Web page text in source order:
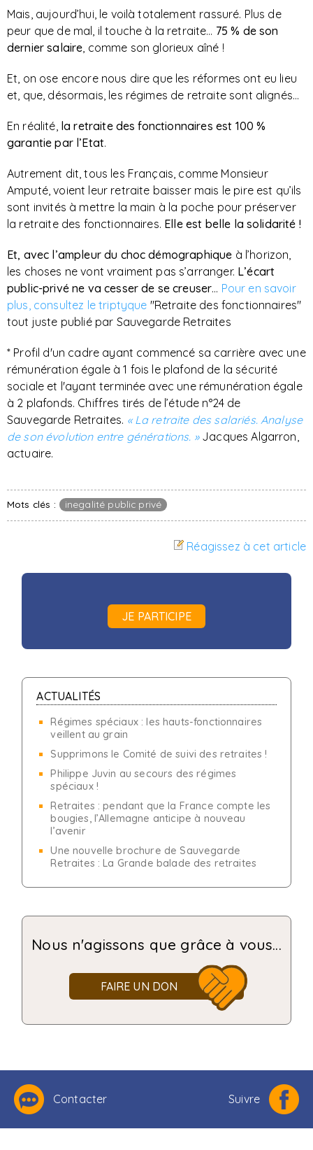
Mais, aujourd’hui, le voilà totalement rassuré. Plus de
peur que de mal, il touche à la retraite… 75 % de son
dernier salaire, comme son glorieux aîné !
Et, on ose encore nous dire que les réformes ont eu lieu
et, que, désormais, les régimes de retraite sont alignés…
En réalité, la retraite des fonctionnaires est 100 %
garantie par l’Etat.
Autrement dit, tous les Français, comme Monsieur
Amputé, voient leur retraite baisser mais le pire est qu’ils
sont invités à mettre la main à la poche pour préserver
la retraite des fonctionnaires. Elle est belle la solidarité !
Et, avec l’ampleur du choc démographique à l’horizon,
les choses ne vont vraiment pas s’arranger. L’écart
public-privé ne va cesser de se creuser… Pour en savoir
plus, consultez le triptyque "Retraite des fonctionnaires"
tout juste publié par Sauvegarde Retraites
* Profil d'un cadre ayant commencé sa carrière avec une
rémunération égale à 1 fois le plafond de la sécurité
sociale et l'ayant terminée avec une rémunération égale
à 2 plafonds. Chiffres tirés de l’étude n°24 de
Sauvegarde Retraites. « La retraite des salariés. Analyse
de son évolution entre générations. »Jacques Algarron,
actuaire.
Mots clés : inegalité public privé
Réagissez à cet article
JE PARTICIPE
ACTUALITÉS
Régimes spéciaux : les hauts-fonctionnaires
veillent au grain
Supprimons le Comité de suivi des retraites !
Philippe Juvin au secours des régimes
spéciaux !
Retraites : pendant que la France compte les
bougies, l’Allemagne anticipe à nouveau
l’avenir
Une nouvelle brochure de Sauvegarde
Retraites : La Grande balade des retraites
Nous n'agissons que grâce à vous...
FAIRE UN DON
Contacter Suivre